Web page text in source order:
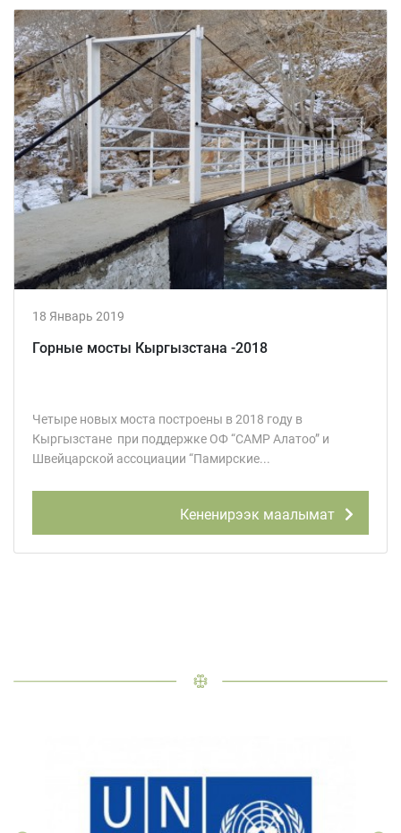
18 Январь 2019
Горные мосты Кыргызстана -2018
Четыре новых моста построены в 2018 году в
Кыргызстане при поддержке ОФ “CAMP Алатоо” и
Швейцарской ассоциации “Памирские...
Кененирээк маалымат